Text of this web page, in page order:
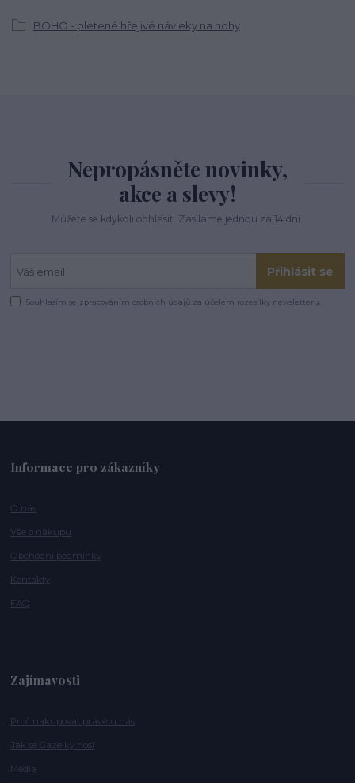
BOHO - pletené hřejivé návleky na nohy
Nepropásněte novinky,
akce a slevy!
Můžete se kdykoli odhlásit. Zasíláme jednou za 14 dní.
Přihlásit se
Souhlasím se zpracováním osobních údajů za účelem rozesílky newsletteru.
Informace pro zákazníky
O nás
Vše o nákupu
Obchodní podmínky
Kontakty
FAQ
Zajímavosti
Proč nakupovat právě u nás
Jak se Gazelky nosí
Média